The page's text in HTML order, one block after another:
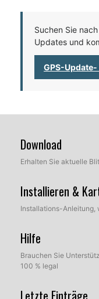
Suchen Sie
Updates und
GPS-
Download
Erhalten Sie aktuelle
Installieren &
Installations-Anleitung,
Hilfe
Brauchen Sie
100 % legal
Letzte Einträge